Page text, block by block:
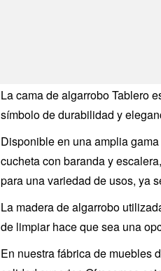
La cama de algarrobo Tablero
símbolo de durabilidad y
Disponible en una amplia
cucheta con baranda y
para una variedad de usos, ya
La madera de algarrobo
de limpiar hace que sea una
En nuestra fábrica de muebles